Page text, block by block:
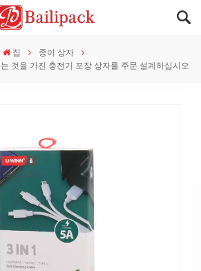
집
종이 상자
것을 가진 충전기 포장 상자를 주문 설계하십시오